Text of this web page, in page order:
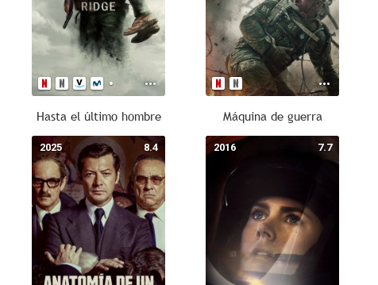
Hasta el último hombre Máquina de guerra
8.4
2025 7.7
2016